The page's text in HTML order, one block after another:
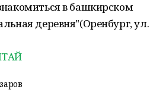
в башкирском
деревня"(Оренбург, ул.